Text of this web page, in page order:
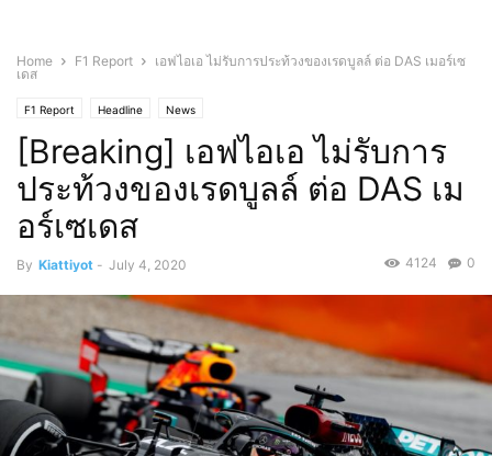
Home F1 Report
เอฟไอเอ ไม่รับการประท้วงของเรดบูลล์ ต่อ DAS เมอร์เซ
เดส
F1 Report Headline News
[Breaking] เอฟไอเอ ไม่รับการ
ประท้วงของเรดบูลล์ ต่อ DAS เม
อร์เซเดส
By Kiattiyot - July 4, 2020 0
4124